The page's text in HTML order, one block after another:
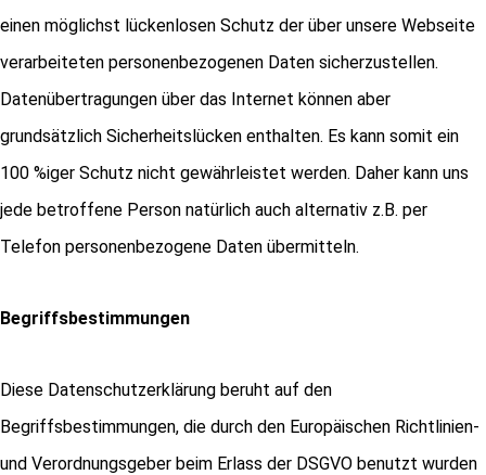
einen möglichst lückenlosen Schutz der über unsere Webseite
verarbeiteten personenbezogenen Daten sicherzustellen.
Datenübertragungen über das Internet können aber
grundsätzlich Sicherheitslücken enthalten. Es kann somit ein
100 %iger Schutz nicht gewährleistet werden. Daher kann uns
jede betroffene Person natürlich auch alternativ z.B. per
Telefon personenbezogene Daten übermitteln.
Begriffsbestimmungen
Diese Datenschutzerklärung beruht auf den
Begriffsbestimmungen, die durch den Europäischen Richtlinien-
und Verordnungsgeber beim Erlass der DSGVO benutzt wurden